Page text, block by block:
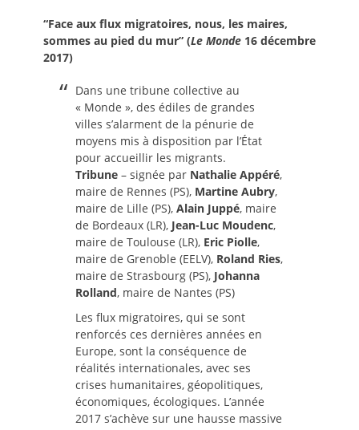
“Face aux flux migratoires, nous, les maires,
sommes au pied du mur” (Le Monde 16 décembre
2017)
Dans une tribune collective au
« Monde », des édiles de grandes
villes s’alarment de la pénurie de
moyens mis à disposition par l’État
pour accueillir les migrants.
Tribune – signée par Nathalie Appéré,
maire de Rennes (PS), Martine Aubry,
maire de Lille (PS), Alain Juppé, maire
de Bordeaux (LR), Jean-Luc Moudenc,
maire de Toulouse (LR), Eric Piolle,
maire de Grenoble (EELV), Roland Ries,
maire de Strasbourg (PS), Johanna
Rolland, maire de Nantes (PS)
Les flux migratoires, qui se sont
renforcés ces dernières années en
Europe, sont la conséquence de
réalités internationales, avec ses
crises humanitaires, géopolitiques,
économiques, écologiques. L’année
2017 s’achève sur une hausse massive